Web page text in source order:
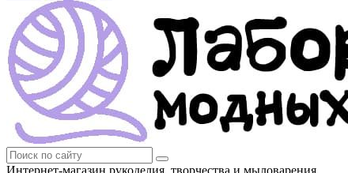
Интернет-магазин рукоделия, творчества и мыловарения.